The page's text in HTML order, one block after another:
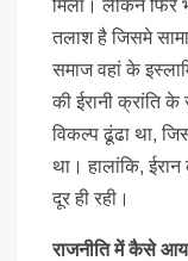
मिला। लेकिन फिर
तलाश है जिसमे
समाज वहां के
की ईरानी क्रांति
विकल्प ढूंढा था,
था। हालांकि,
दूर ही रही।
राजनीति में कैसे